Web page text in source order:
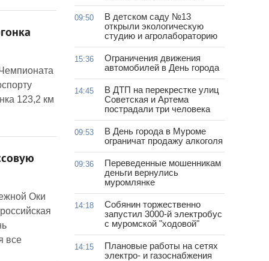
123,2 км
Оки
все
09:50
В детском саду №13
открыли экологическую
студию и агролабораторию
15:36
Ограничения движения
автомобилей в День города
14:45
В ДТП на перекрестке улиц
Советская и Артема
пострадали три человека
09:53
В День города в Муроме
ограничат продажу алкоголя
09:36
Переведенные мошенникам
деньги вернулись
муромлянке
14:18
Собянин торжественно
запустил 3000-й электробус
с муромской "ходовой"
14:15
Плановые работы на сетях
электро- и газоснабжения